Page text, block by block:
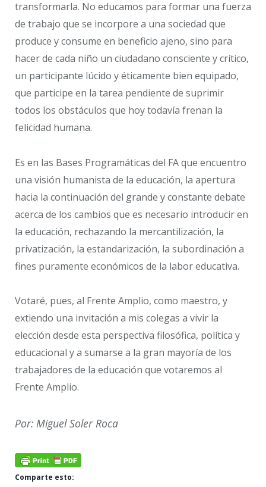
transformarla. No educamos para formar una fuerza
de trabajo que se incorpore a una sociedad que
produce y consume en beneficio ajeno, sino para
hacer de cada niño un ciudadano consciente y crítico,
un participante lúcido y éticamente bien equipado,
que participe en la tarea pendiente de suprimir
todos los obstáculos que hoy todavía frenan la
felicidad humana.
Es en las Bases Programáticas del FA que encuentro
una visión humanista de la educación, la apertura
hacia la continuación del grande y constante debate
acerca de los cambios que es necesario introducir en
la educación, rechazando la mercantilización, la
privatización, la estandarización, la subordinación a
fines puramente económicos de la labor educativa.
Votaré, pues, al Frente Amplio, como maestro, y
extiendo una invitación a mis colegas a vivir la
elección desde esta perspectiva filosófica, política y
educacional y a sumarse a la gran mayoría de los
trabajadores de la educación que votaremos al
Frente Amplio.
Por: Miguel Soler Roca
Comparte esto: